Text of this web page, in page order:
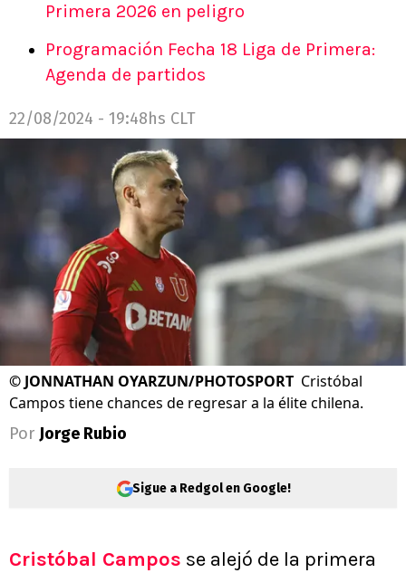
Primera 2026 en peligro
Programación Fecha 18 Liga de Primera:
Agenda de partidos
22/08/2024 - 19:48hs CLT
©JONNATHAN OYARZUN/PHOTOSPORT Cristóbal
Campos tiene chances de regresar a la élite chilena.
Por Jorge Rubio
Sigue a Redgol en Google!
Cristóbal Campos se alejó de la primera